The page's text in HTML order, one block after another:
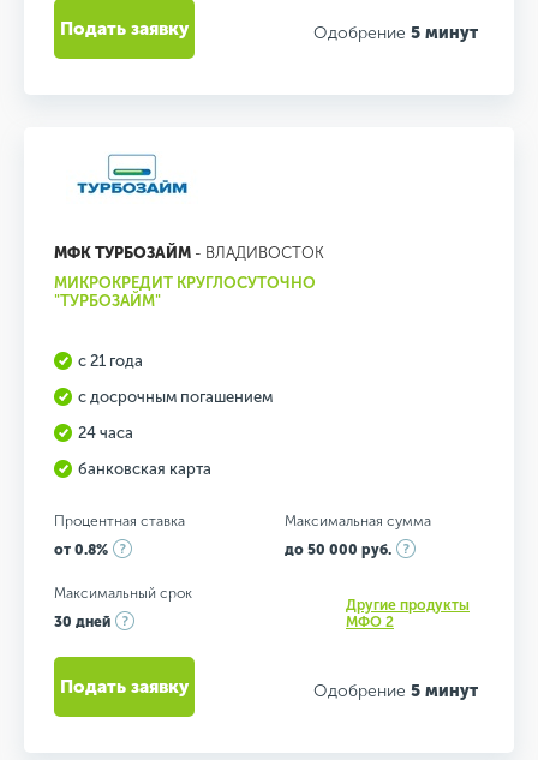
Одобрение 5 минут
Подать заявку
МФК ТУРБОЗАЙМ - ВЛАДИВОСТОК
МИКРОКРЕДИТ КРУГЛОСУТОЧНО
"ТУРБОЗАЙМ"
с 21 года
с досрочным погашением
24 часа
банковская карта
Процентная ставка
от 0.8%
Максимальная сумма
до 50 000 руб.
Максимальный срок
30 дней
Другие продукты
МФО 2
Одобрение 5 минут
Подать заявку